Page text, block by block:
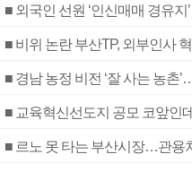
■ 외국인 선원 ‘인신매매 경유
■ 비위 논란 부산TP, 외부인사
■ 경남 농정 비전 ‘잘 사는 농촌
■ 교육혁신선도지 공모 코앞인
■ 르노 못 타는 부산시장…관용